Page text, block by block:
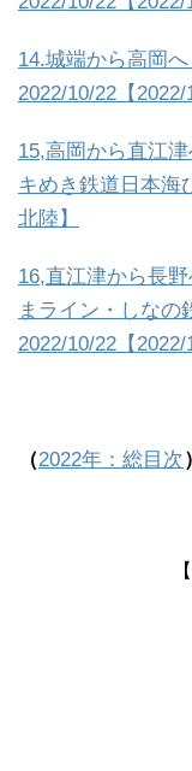
14.城端から高岡
2022/10/22【2022/
15,高岡から直江
キめき鉄道日本海
北陸】
16,直江津から長
まライン・しなの
2022/10/22【2022/
（2022年：総目次）